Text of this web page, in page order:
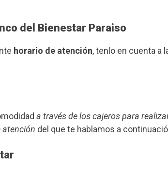
del Bienestar Paraiso
horario de atención, tenlo en cuenta a
a través de los cajeros para
atención del que te hablamos a